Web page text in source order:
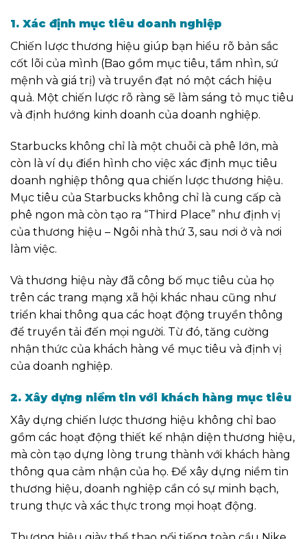
1. Xác định mục tiêu doanh nghiệp
Chiến lược thương hiệu giúp bạn hiểu rõ bản sắc
cốt lõi của mình (Bao gồm mục tiêu, tầm nhìn, sứ
mệnh và giá trị) và truyền đạt nó một cách hiệu
quả. Một chiến lược rõ ràng sẽ làm sáng tỏ mục tiêu
và định hướng kinh doanh của doanh nghiệp.
Starbucks không chỉ là một chuỗi cà phê lớn, mà
còn là ví dụ điển hình cho việc xác định mục tiêu
doanh nghiệp thông qua chiến lược thương hiệu.
Mục tiêu của Starbucks không chỉ là cung cấp cà
phê ngon mà còn tạo ra “Third Place” như định vị
của thương hiệu – Ngôi nhà thứ 3, sau nơi ở và nơi
làm việc.
Và thương hiệu này đã công bố mục tiêu của họ
trên các trang mạng xã hội khác nhau cũng như
triển khai thông qua các hoạt động truyền thông
để truyền tải đến mọi người. Từ đó, tăng cường
nhận thức của khách hàng về mục tiêu và định vị
của doanh nghiệp.
2. Xây dựng niềm tin với khách hàng mục tiêu
Xây dựng chiến lược thương hiệu không chỉ bao
gồm các hoạt động thiết kế nhận diện thương hiệu,
mà còn tạo dựng lòng trung thành với khách hàng
thông qua cảm nhận của họ. Để xây dựng niềm tin
thương hiệu, doanh nghiệp cần có sự minh bạch,
trung thực và xác thực trong mọi hoạt động.